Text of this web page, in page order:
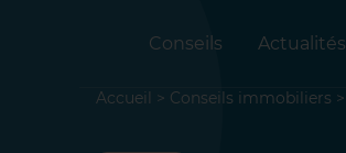
Conseils Actualités
Accueil > Conseils immobiliers >